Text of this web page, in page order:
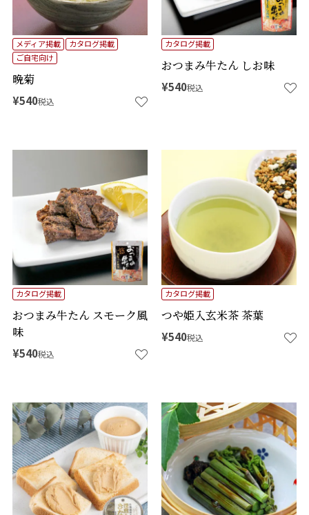
晩菊
メディア掲載
カタログ掲載
ご自宅向け
¥540税込
おつまみ牛たん しお味
カタログ掲載
¥540税込
おつまみ牛たん スモーク風
味
カタログ掲載
¥540税込
つや姫入玄米茶 茶葉
カタログ掲載
¥540税込